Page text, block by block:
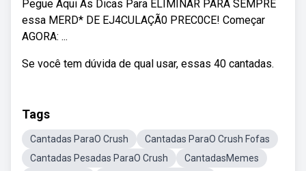
Pegue Aqui As Dicas Para ELIMINAR PARA SEMPRE
essa MERD* DE EJ4CULAÇÃ0 PREC0CE! Começar
AGORA: ...
Se você tem dúvida de qual usar, essas 40 cantadas.
Tags
Cantadas ParaO Crush
Cantadas ParaO Crush Fofas
Cantadas Pesadas ParaO Crush
CantadasMemes